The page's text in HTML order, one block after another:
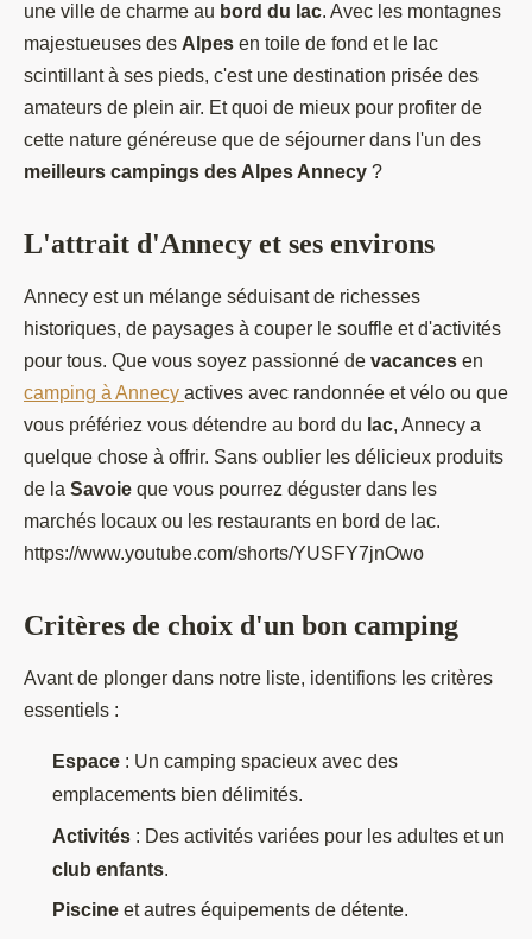
une ville de charme au bord du lac. Avec les montagnes
majestueuses des Alpes en toile de fond et le lac
scintillant à ses pieds, c'est une destination prisée des
amateurs de plein air. Et quoi de mieux pour profiter de
cette nature généreuse que de séjourner dans l'un des
meilleurs campings des Alpes Annecy ?
L'attrait d'Annecy et ses environs
Annecy est un mélange séduisant de richesses
historiques, de paysages à couper le souffle et d'activités
pour tous. Que vous soyez passionné de vacances en
camping à Annecy actives avec randonnée et vélo ou que
vous préfériez vous détendre au bord du lac, Annecy a
quelque chose à offrir. Sans oublier les délicieux produits
de la Savoie que vous pourrez déguster dans les
marchés locaux ou les restaurants en bord de lac.
https://www.youtube.com/shorts/YUSFY7jnOwo
Critères de choix d'un bon camping
Avant de plonger dans notre liste, identifions les critères
essentiels :
Espace : Un camping spacieux avec des
emplacements bien délimités.
Activités : Des activités variées pour les adultes et un
club enfants.
Piscine et autres équipements de détente.